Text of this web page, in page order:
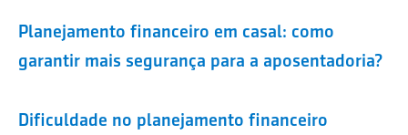
Planejamento financeiro em casal: como
garantir mais segurança para a aposentadoria?
Dificuldade no planejamento financeiro